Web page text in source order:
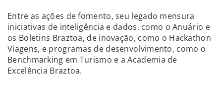
Entre as ações de fomento, seu legado mensura
iniciativas de inteligência e dados, como o Anuário e
os Boletins Braztoa, de inovação, como o Hackathon
Viagens, e programas de desenvolvimento, como o
Benchmarking em Turismo e a Academia de
Excelência Braztoa.